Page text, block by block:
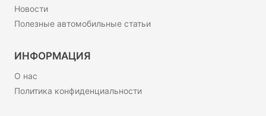
Новости
Полезные автомобильные статьи
ИНФОРМАЦИЯ
О нас
Политика конфиденциальности